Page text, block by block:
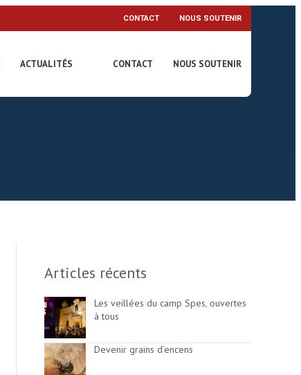
CONTACT NOUS SOUTENIR
ACTUALITÉS CONTACT NOUS SOUTENIR
Articles récents
Les veillées du camp Spes, ouvertes
à tous
Devenir grains d’encens